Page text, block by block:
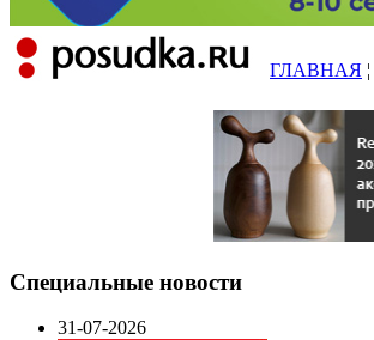
ГЛАВНАЯ ¦
Специальные новости
31-07-2026